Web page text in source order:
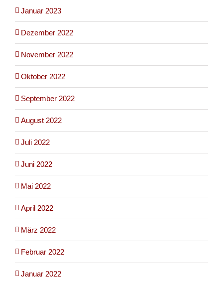
Januar 2023
Dezember 2022
November 2022
Oktober 2022
September 2022
August 2022
Juli 2022
Juni 2022
Mai 2022
April 2022
März 2022
Februar 2022
Januar 2022